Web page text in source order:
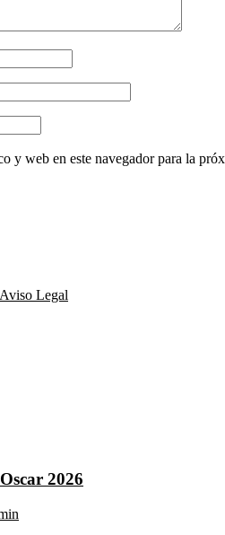
y web en este navegador para la
Legal
2026